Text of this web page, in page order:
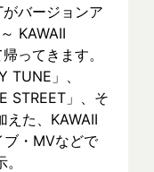
バージョンア
KAWAII
ってきます。
TUNE」、
STREET」、そ
えた、KAWAII
・MVなどで